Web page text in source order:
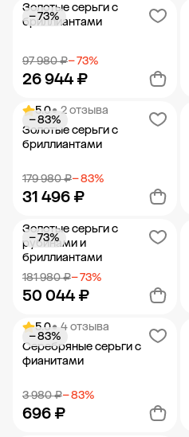
Добавить в корзину
Золотые серьги с
бриллиантами
97 980 ₽− 73%
26 944 ₽
− 73%
Добавить в корзину
5.0• 2 отзыва
Золотые серьги с
бриллиантами
179 980 ₽− 83%
31 496 ₽
− 83%
Добавить в корзину
Золотые серьги с
рубинами и
бриллиантами
181 980 ₽− 73%
50 044 ₽
− 73%
Добавить в корзину
5.0• 4 отзыва
Серебряные серьги с
фианитами
3 980 ₽− 83%
696 ₽
− 83%